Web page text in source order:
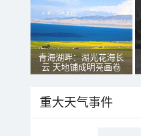
青海湖畔：湖光花海长
云 天地铺成明亮画卷
重大天气事件